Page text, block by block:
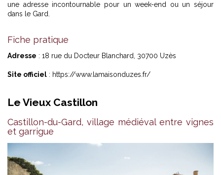
une adresse incontournable pour un week-end ou un séjour
dans le Gard.
Fiche pratique
Adresse : 18 rue du Docteur Blanchard, 30700 Uzès
Site officiel : https://www.lamaisonduzes.fr/
Le Vieux Castillon
Castillon-du-Gard, village médiéval entre vignes
et garrigue